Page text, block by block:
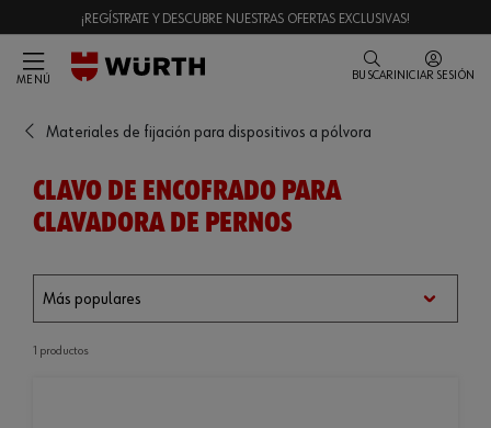
¡REGÍSTRATE Y DESCUBRE NUESTRAS OFERTAS EXCLUSIVAS!
MENÚ BUSCAR INICIAR SESIÓN
Materiales de fijación para dispositivos a pólvora
CLAVO DE ENCOFRADO PARA
CLAVADORA DE PERNOS
1 productos